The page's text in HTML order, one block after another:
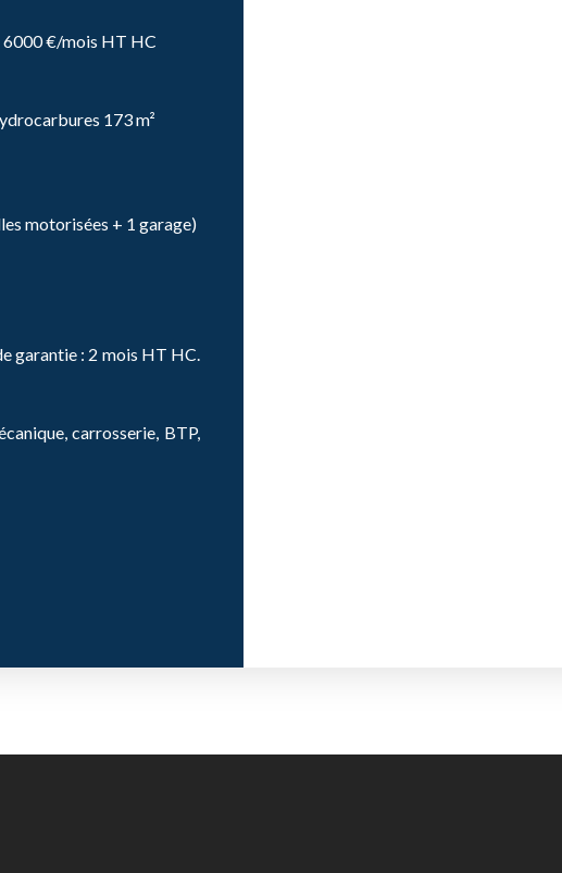
€/mois HT HC
173 m²
motorisées + 1 garage)
garantie : 2 mois HT HC.
carrosserie, BTP,